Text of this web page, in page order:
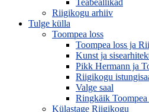
Riigikogu arhiiv
Tulge külla
Toompea loss
Toompea loss ja
Kunst ja
Pikk Hermann ja
Riigikogu
Valge saal
Ringkäik Toompea
Külastage Riigikogu